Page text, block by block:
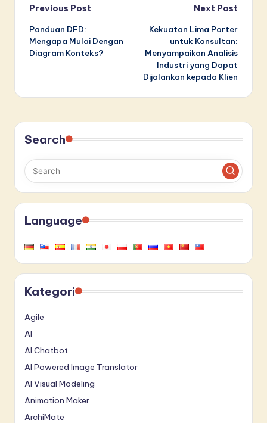
Post
navigation
Previous Post
Panduan DFD:
Mengapa Mulai Dengan
Diagram Konteks?
Next Post
Kekuatan Lima Porter
untuk Konsultan:
Menyampaikan Analisis
Industri yang Dapat
Dijalankan kepada Klien
Search
Language
Kategori
Agile
AI
AI Chatbot
AI Powered Image Translator
AI Visual Modeling
Animation Maker
ArchiMate